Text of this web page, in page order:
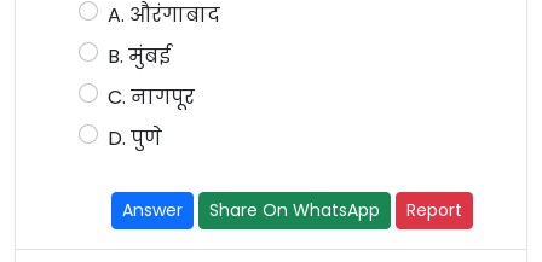
A. औरंगाबाद
B. मुंबई
C. नागपूर
D. पुणे
Answer Share On WhatsApp Report